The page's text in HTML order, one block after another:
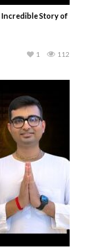
Incredible Story of
112
1